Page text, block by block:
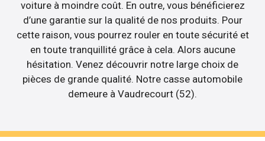
voiture à moindre coût. En outre, vous bénéficierez
d’une garantie sur la qualité de nos produits. Pour
cette raison, vous pourrez rouler en toute sécurité et
en toute tranquillité grâce à cela. Alors aucune
hésitation. Venez découvrir notre large choix de
pièces de grande qualité. Notre casse automobile
demeure à Vaudrecourt (52).